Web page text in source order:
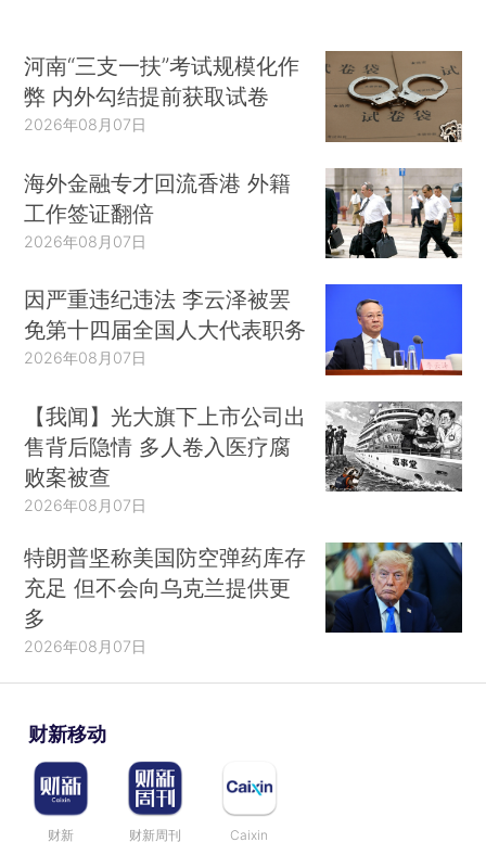
河南“三支一扶”考试规模化作
弊 内外勾结提前获取试卷
2026年08月07日
海外金融专才回流香港 外籍
工作签证翻倍
2026年08月07日
因严重违纪违法 李云泽被罢
免第十四届全国人大代表职务
2026年08月07日
【我闻】光大旗下上市公司出
售背后隐情 多人卷入医疗腐
败案被查
2026年08月07日
特朗普坚称美国防空弹药库存
充足 但不会向乌克兰提供更
多
2026年08月07日
财新移动
财新 财新周刊 Caixin